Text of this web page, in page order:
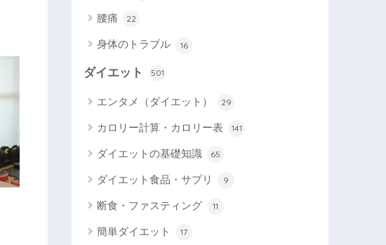
腰痛 22
身体のトラブル 16
ダイエット 501
エンタメ（ダイエット） 29
カロリー計算・カロリー表 141
ダイエットの基礎知識 65
ダイエット食品・サプリ 9
断食・ファスティング 11
簡単ダイエット 17